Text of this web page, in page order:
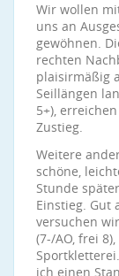
Wir wollen
uns an
gewöhnen.
rechten
plaisirmäßig
Seillängen
5+),
Zustieg.
Weitere
schöne,
Stunde
Einstieg. Gut
versuchen
(7-/AO, frei
ich einen